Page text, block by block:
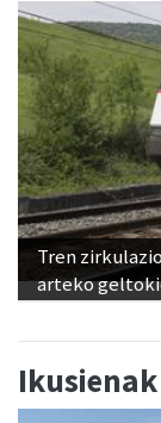
Tren
arteko
Ikusienak